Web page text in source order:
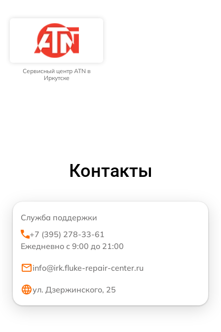
Сервисный центр ATN в
Иркутске
Контакты
Служба поддержки
+7 (395) 278-33-61
Ежедневно с 9:00 до 21:00
info@irk.fluke-repair-center.ru
ул. Дзержинского, 25